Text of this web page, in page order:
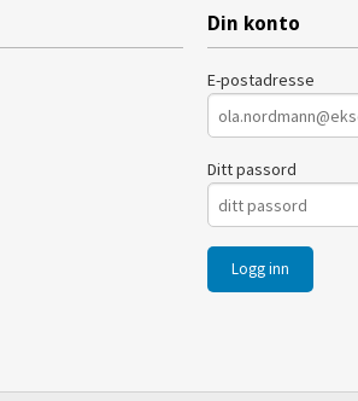
Din konto
E-postadresse
Ditt passord